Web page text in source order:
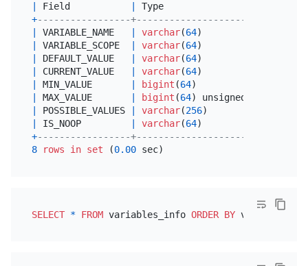
Field Type
+-----------------+---------------------+------
VARIABLE_NAME varchar(64)
VARIABLE_SCOPE varchar(64)
DEFAULT_VALUE varchar(64)
CURRENT_VALUE varchar(64)
MIN_VALUE bigint (64)
MAX_VALUE bigint (64) unsigned
POSSIBLE_VALUES varchar(256)
IS_NOOP varchar(64)
+-----------------+---------------------+------
8
rows in set (0.00
SELECT * FROM variables_info ORDER BY